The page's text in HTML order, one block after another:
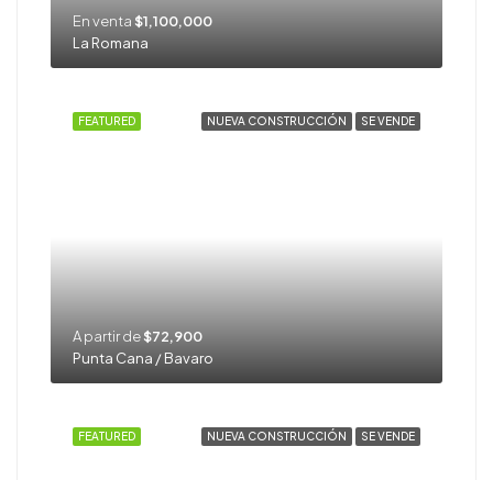
En venta $1,100,000
La Romana
NUEVA CONSTRUCCIÓN SE VENDE
FEATURED
A partir de$72,900
Punta Cana / Bavaro
NUEVA CONSTRUCCIÓN SE VENDE
FEATURED